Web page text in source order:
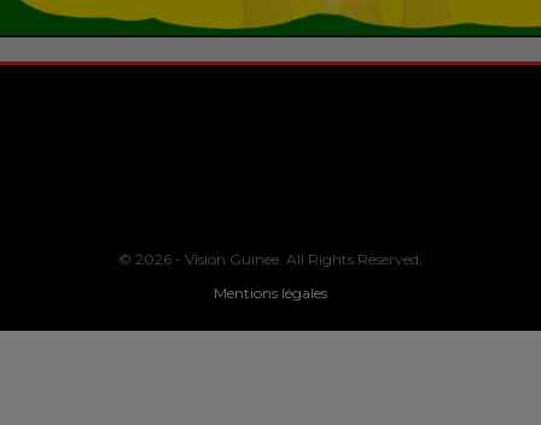
© 2026 - Vision Guinee. All Rights Reserved.
Mentions légales